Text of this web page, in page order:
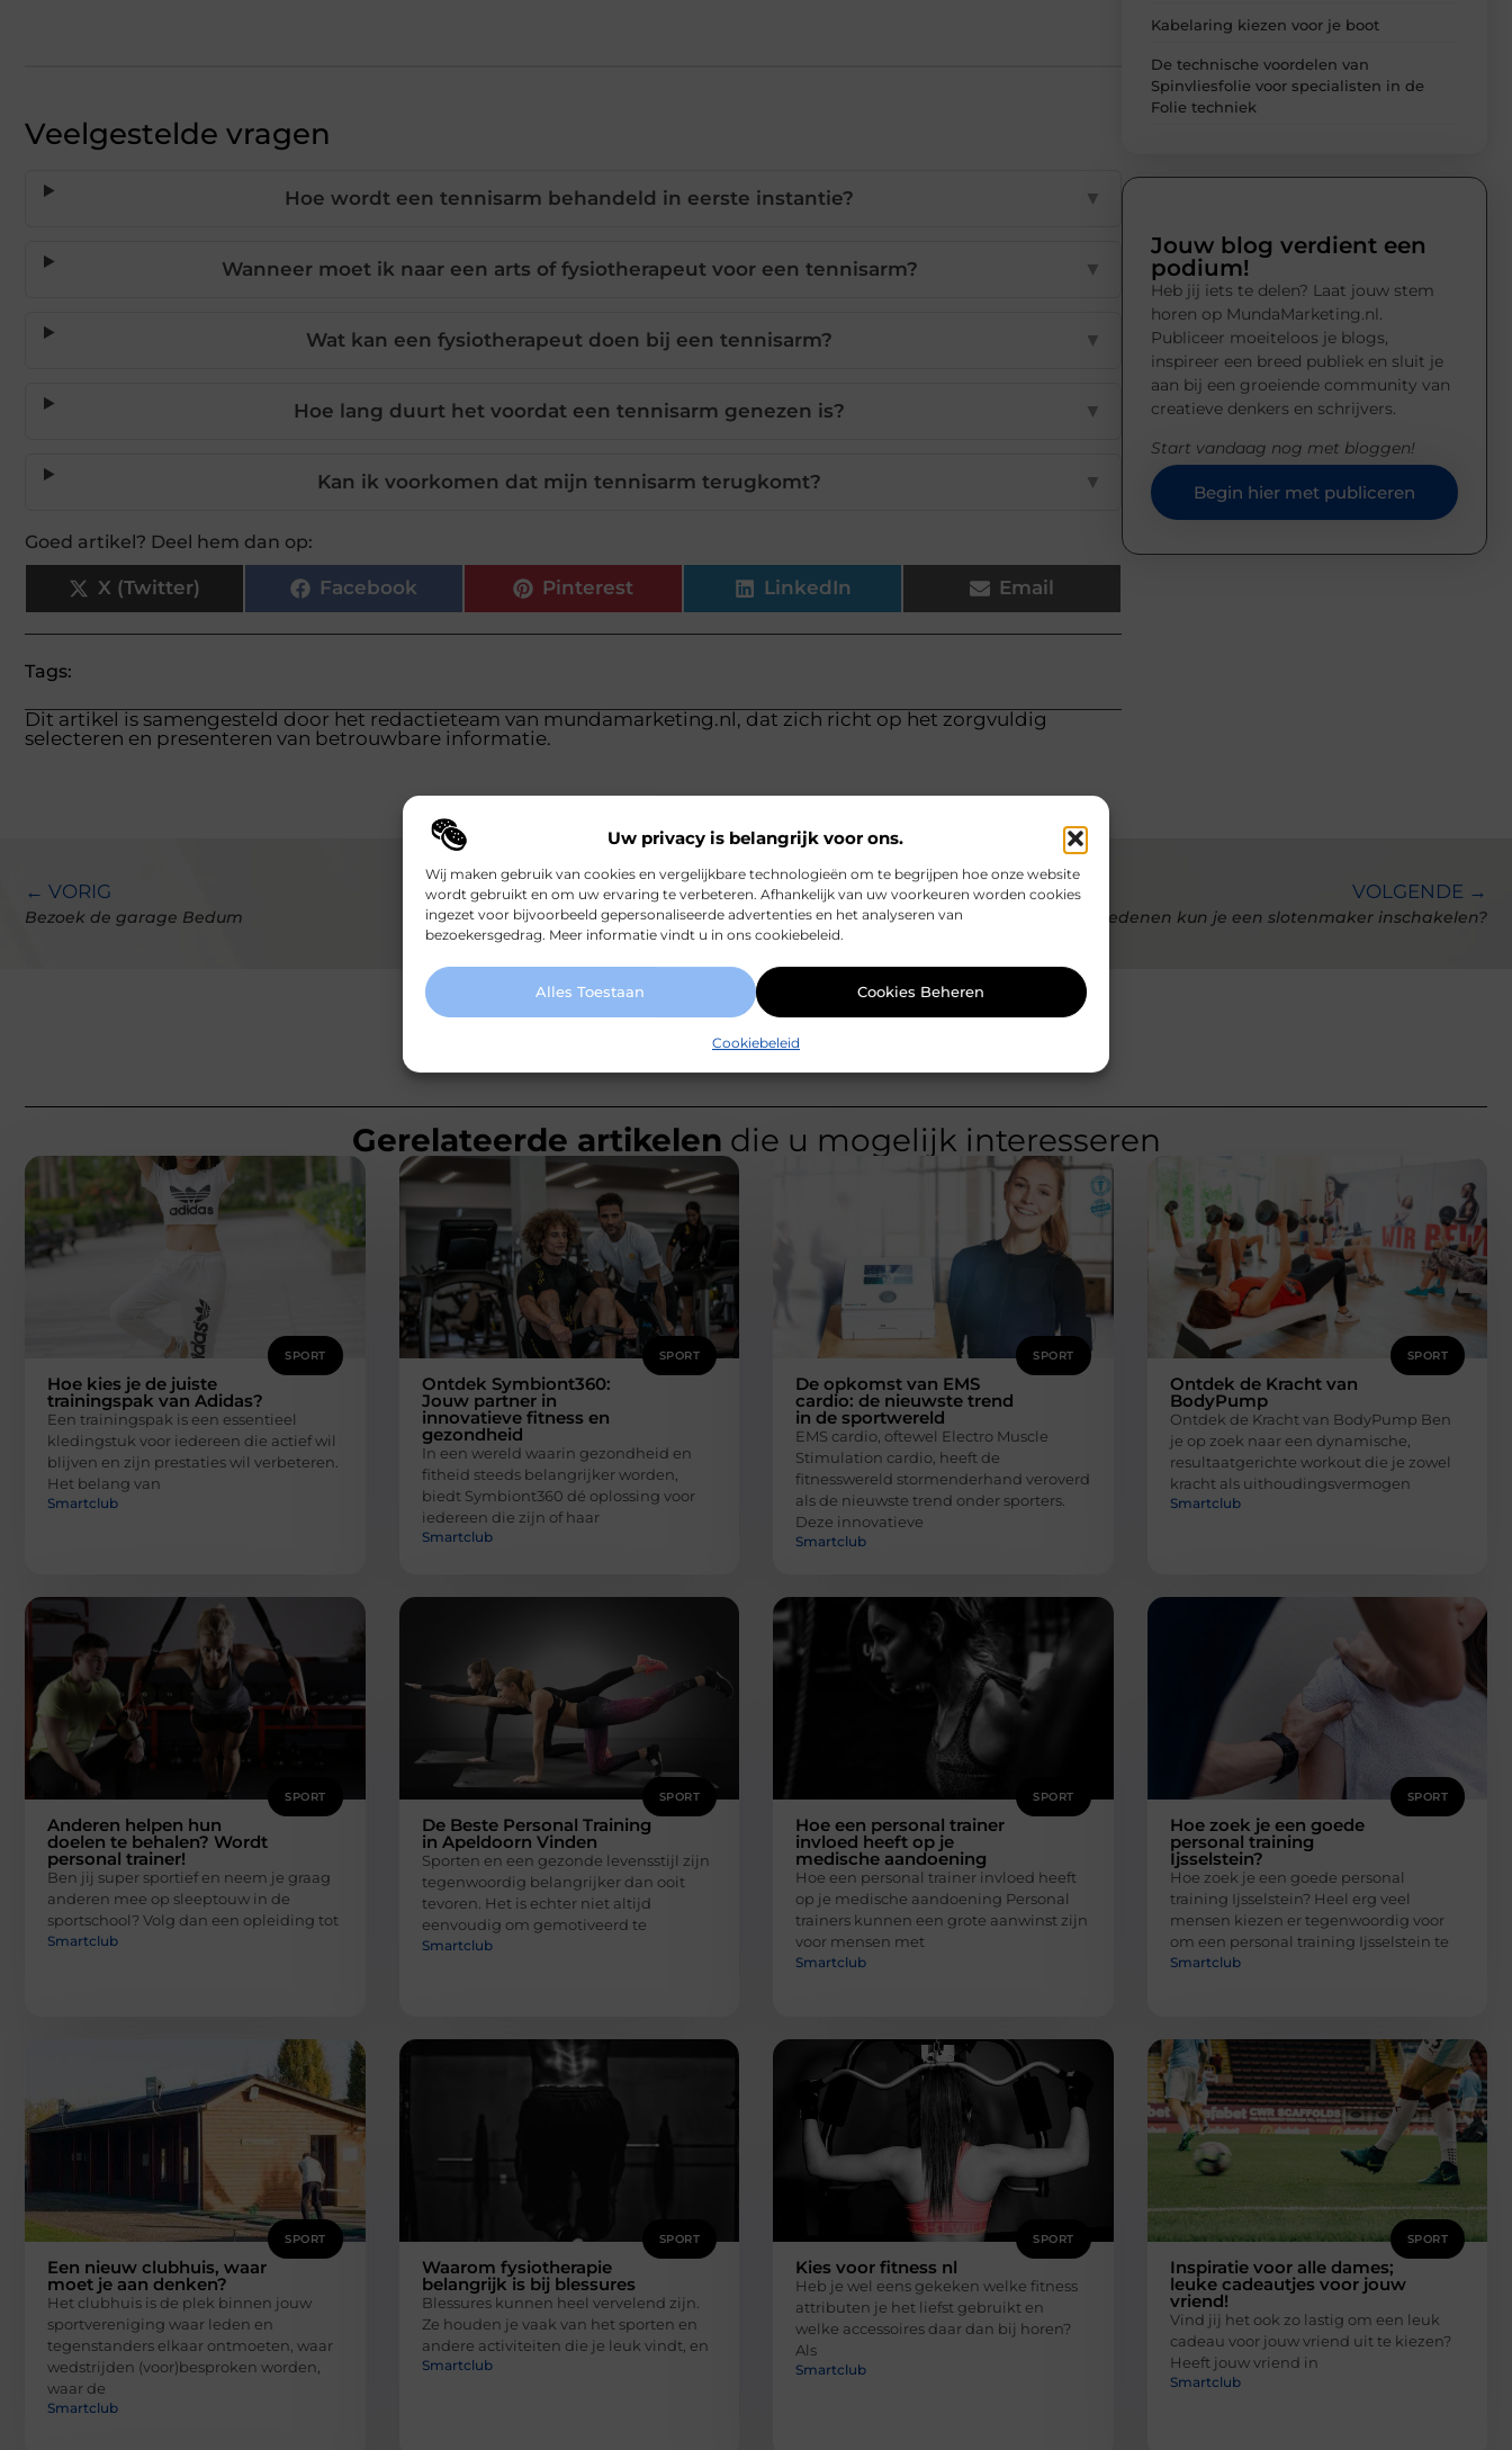
Uw privacy is belangrijk voor ons.
Wij maken gebruik van cookies en vergelijkbare technologieën om te begrijpen hoe onze website
wordt gebruikt en om uw ervaring te verbeteren. Afhankelijk van uw voorkeuren worden cookies
ingezet voor bijvoorbeeld gepersonaliseerde advertenties en het analyseren van
bezoekersgedrag. Meer informatie vindt u in ons cookiebeleid.
Alles Toestaan Cookies Beheren
Cookiebeleid
Veelgestelde vragen
Hoe wordt een tennisarm behandeld in eerste instantie? ▼
Wanneer moet ik naar een arts of fysiotherapeut voor een tennisarm? ▼
Wat kan een fysiotherapeut doen bij een tennisarm? ▼
Hoe lang duurt het voordat een tennisarm genezen is? ▼
Kan ik voorkomen dat mijn tennisarm terugkomt? ▼
Goed artikel? Deel hem dan op:
X (Twitter) Facebook Pinterest LinkedIn Email
Tags:
Dit artikel is samengesteld door het redactieteam van mundamarketing.nl, dat zich richt op het zorgvuldig
selecteren en presenteren van betrouwbare informatie.
Kabelaring kiezen voor je boot
De technische voordelen van
Spinvliesfolie voor specialisten in de
Folie techniek
Jouw blog verdient een
podium!
Heb jij iets te delen? Laat jouw stem
horen op MundaMarketing.nl.
Publiceer moeiteloos je blogs,
inspireer een breed publiek en sluit je
aan bij een groeiende community van
creatieve denkers en schrijvers.
Start vandaag nog met bloggen!
Begin hier met publiceren
← VORIG
Bezoek de garage Bedum
VOLGENDE →
Voor welke redenen kun je een slotenmaker inschakelen?
Gerelateerde artikelen die u mogelijk interesseren
SPORT
Hoe kies je de juiste
trainingspak van Adidas?
Een trainingspak is een essentieel
kledingstuk voor iedereen die actief wil
blijven en zijn prestaties wil verbeteren.
Het belang van
Smartclub
SPORT
Ontdek Symbiont360:
Jouw partner in
innovatieve fitness en
gezondheid
In een wereld waarin gezondheid en
fitheid steeds belangrijker worden,
biedt Symbiont360 dé oplossing voor
iedereen die zijn of haar
Smartclub
SPORT
De opkomst van EMS
cardio: de nieuwste trend
in de sportwereld
EMS cardio, oftewel Electro Muscle
Stimulation cardio, heeft de
fitnesswereld stormenderhand veroverd
als de nieuwste trend onder sporters.
Deze innovatieve
Smartclub
SPORT
Ontdek de Kracht van
BodyPump
Ontdek de Kracht van BodyPump Ben
je op zoek naar een dynamische,
resultaatgerichte workout die je zowel
kracht als uithoudingsvermogen
Smartclub
SPORT
Anderen helpen hun
doelen te behalen? Wordt
personal trainer!
Ben jij super sportief en neem je graag
anderen mee op sleeptouw in de
sportschool? Volg dan een opleiding tot
Smartclub
SPORT
De Beste Personal Training
in Apeldoorn Vinden
Sporten en een gezonde levensstijl zijn
tegenwoordig belangrijker dan ooit
tevoren. Het is echter niet altijd
eenvoudig om gemotiveerd te
Smartclub
SPORT
Hoe een personal trainer
invloed heeft op je
medische aandoening
Hoe een personal trainer invloed heeft
op je medische aandoening Personal
trainers kunnen een grote aanwinst zijn
voor mensen met
Smartclub
SPORT
Hoe zoek je een goede
personal training
Ijsselstein?
Hoe zoek je een goede personal
training Ijsselstein? Heel erg veel
mensen kiezen er tegenwoordig voor
om een personal training Ijsselstein te
Smartclub
SPORT
Een nieuw clubhuis, waar
moet je aan denken?
Het clubhuis is de plek binnen jouw
sportvereniging waar leden en
tegenstanders elkaar ontmoeten, waar
wedstrijden (voor)besproken worden,
waar de
Smartclub
SPORT
Waarom fysiotherapie
belangrijk is bij blessures
Blessures kunnen heel vervelend zijn.
Ze houden je vaak van het sporten en
andere activiteiten die je leuk vindt, en
Smartclub
SPORT
Kies voor fitness nl
Heb je wel eens gekeken welke fitness
attributen je het liefst gebruikt en
welke accessoires daar dan bij horen?
Als
Smartclub
SPORT
Inspiratie voor alle dames;
leuke cadeautjes voor jouw
vriend!
Vind jij het ook zo lastig om een leuk
cadeau voor jouw vriend uit te kiezen?
Heeft jouw vriend in
Smartclub